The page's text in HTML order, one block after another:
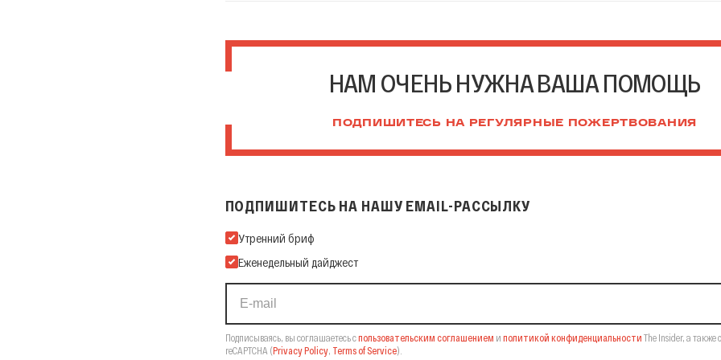
НАМ ОЧЕНЬ НУЖНА ВАША ПОМОЩЬ
ПОДПИШИТЕСЬ НА РЕГУЛЯРНЫЕ ПОЖЕРТВОВАНИЯ
ПОДПИШИТЕСЬ НА НАШУ EMAIL-РАССЫЛКУ
Подпишитесь на нашу Email-рассылку
Утренний бриф
Еженедельный дайджест
Подписываясь, вы соглашаетесь спользовательским соглашением и политикой конфиденциальности The Insider, а также
reCAPTCHA (Privacy Policy, Terms of Service).